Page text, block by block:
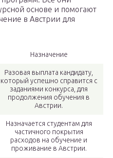
основе и помогают
в Австрии для
Назначение
Разовая выплата кандидату,
который успешно справится с
заданиями конкурса, для
продолжения обучения в
Австрии.
Назначается студентам для
частичного покрытия
расходов на обучение и
проживание в Австрии.